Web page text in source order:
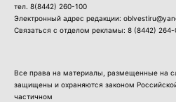
тел. 8(8442) 260-100
Электронный адрес редакции:
Связаться с отделом рекламы: 8 (8442) 264-
Все права на материалы, размещенные на
защищены и охраняются законом
частичном